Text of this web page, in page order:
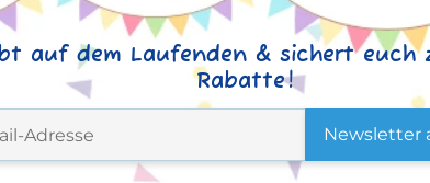
auf dem Laufenden & sichert euch
Rabatte!
Newsletter